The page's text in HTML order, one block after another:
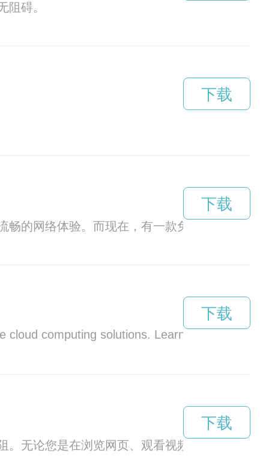
碍。
下载
的网络体验。而现在，有一款免费使用三天
下载
computing solutions. Learn how your
下载
无论您是在浏览网页、观看视频还是玩游戏
下载